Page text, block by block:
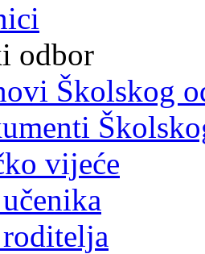
odbor
Školskog
vijeće